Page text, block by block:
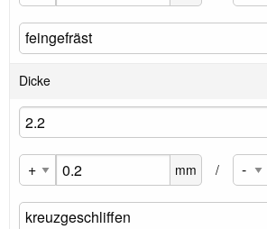
Dicke
mm /